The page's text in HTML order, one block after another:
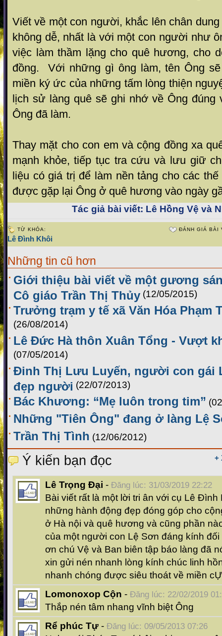
Viết về một con người, khắc lên chân
không dễ, nhất là với một con người như
việc làm thầm lặng cho quê hương, cho
đồng. Với những gì ông làm, tên Ông
miền ký ức của những tấm lòng thiện
lịch sử làng quê sẽ ghi nhớ về Ông đúng
Ông đã làm.
Thay mặt cho con em và cộng đồng xa
mạnh khỏe, tiếp tục tra cứu và lưu giữ
liệu có giá trị để làm nền tảng cho các
được gặp lại Ông ở quê hương vào ngày
Tác giả bài viết: Lê Hồng Vệ và
TỪ KHÓA:
Lê Đình Khôi
ĐÁNH GIÁ BÀI
Những tin cũ hơn
Giới thiệu bài viết về một gương
Cô giáo Trần Thị Thủy (12/05/2015)
Trưởng trạm y tế xã Văn Hóa Phạm
(26/08/2014)
Lê Đức Hà thôn Xuân Tổng - Vượt
(07/05/2014)
Đinh Thị Lưu Luyến, người con gái
đẹp người (22/07/2013)
Bác Khương: “Mẹ luôn trong tim”
Những "Tiên Ông" đang ở làng Lệ
Trần Thị Tình (12/06/2012)
+
Ý kiến bạn đọc
Lê Trọng Đại - Đăng lúc: 31/03/2019 22:22
Bài viết rất là một lời tri ân với cụ Lê
những hành động đẹp đóng góp cho
ở Hà nội và quê hương và cũng phần
của một người con Lệ Sơn đáng kính
ơn chú Vệ và Ban biên tập báo làng đã
xin gửi nén nhanh lòng kính chúc linh
nhanh chóng được siêu thoát về miền
Lomonoxop Cộn - Đăng lúc: 22/02/2019
Thắp nén tâm nhang vĩnh biệt Ông
Rể phúc Tự - Đăng lúc: 09/05/2013 07:26